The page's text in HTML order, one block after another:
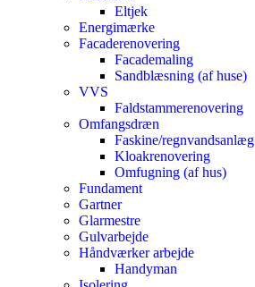
Eltjek
Energimærke
Facaderenovering
Facademaling
Sandblæsning (af huse)
VVS
Faldstammerenovering
Omfangsdræn
Faskine/regnvandsanlæg
Kloakrenovering
Omfugning (af hus)
Fundament
Gartner
Glarmestre
Gulvarbejde
Håndværker arbejde
Handyman